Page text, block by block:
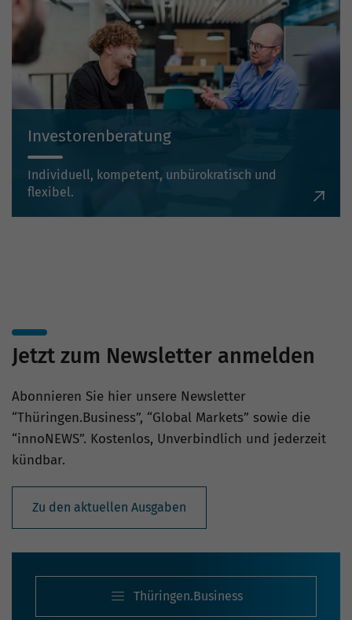
Investorenberatung
Individuell, kompetent, unbürokratisch und
flexibel.
Jetzt zum Newsletter anmelden
Abonnieren Sie hier unsere Newsletter
“Thüringen.Business”, “Global Markets” sowie die
“innoNEWS”. Kostenlos, Unverbindlich und jederzeit
kündbar.
Zu den aktuellen Ausgaben
Thüringen.Business